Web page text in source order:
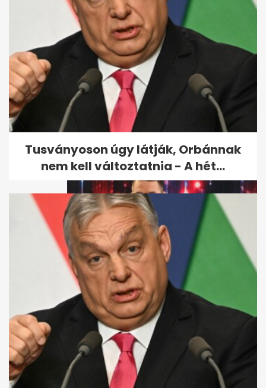
Tóth Vera: Egy kisebb
rózsadombi villa árát
ellocsoltam
Tápai és Kucsera: "Utoljára
szerepelünk együtt
házaspárként"
Tusványoson úgy látják, Orbánnak
nem kell változtatnia - A hét...